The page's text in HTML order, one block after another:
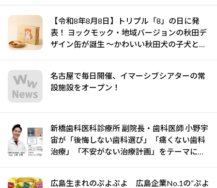
的アーティストを フィーチャーしたアニメー
ションを公開～
【令和8年8月8日】トリプル「8」の日に発
表！ ヨックモック・地域バージョンの秋田デ
ザイン缶が誕生 ～かわいい秋田犬の子犬と秋
名古屋で毎日開催、イマーシブシアターの常
設施設をオープン！
新橋歯科医科診療所 副院長・歯科医師 小野宇
宙が「後悔しない歯科選び」「痛くない歯科
治療」「不安がない治療計画」をテーマに専
広島生まれのぷよぷよ 広島企業No.1の“ぷよ